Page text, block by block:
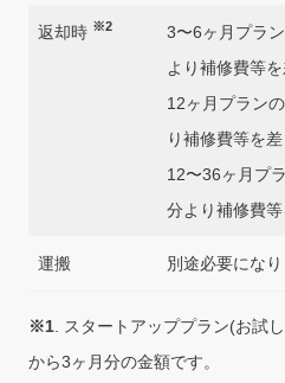
返却時 ※2
3〜6ヶ月プラ
より補修費等
12ヶ月プラン
り補修費等を
12〜36ヶ月プ
分より補修費
運搬 別途必要にな
※1 . スタートアッププラン(お試
から3ヶ月分の金額です。